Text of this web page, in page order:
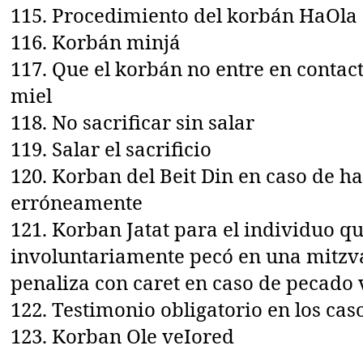
115. Procedimiento del korbán HaOla
116. Korbán minjá
117. Que el korbán no entre en
miel
118. No sacrificar sin salar
119. Salar el sacrificio
120. Korban del Beit Din en caso de
erróneamente
121. Korban Jatat para el individuo
involuntariamente pecó en una
penaliza con caret en caso de
122. Testimonio obligatorio en los
123. Korban Ole veIored